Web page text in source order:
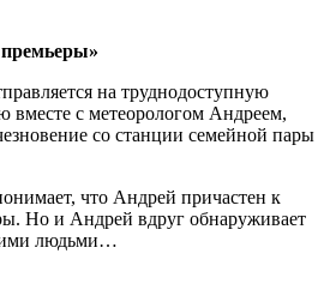
на труднодоступную
вместе с метеорологом Андреем,
со станции семейной пары
что Андрей причастен к
Но и Андрей вдруг обнаруживает
людьми…